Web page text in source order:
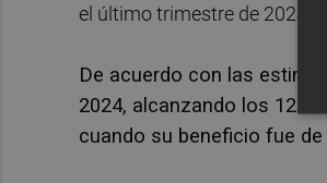
el último trimestre de 2024,
De acuerdo con las
2024, alcanzando los
cuando su beneficio fue